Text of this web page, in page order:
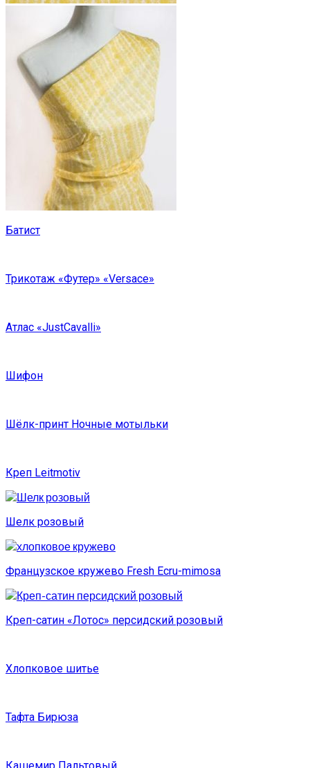
Батист
Трикотаж «Футер» «Versace»
Атлас «JustCavalli»
Шифон
Шёлк-принт Ночные мотыльки
Креп Leitmotiv
Шелк розовый
Французское кружево Fresh Ecru-mimosa
Креп-сатин «Лотос» персидский розовый
Хлопковое шитье
Тафта Бирюза